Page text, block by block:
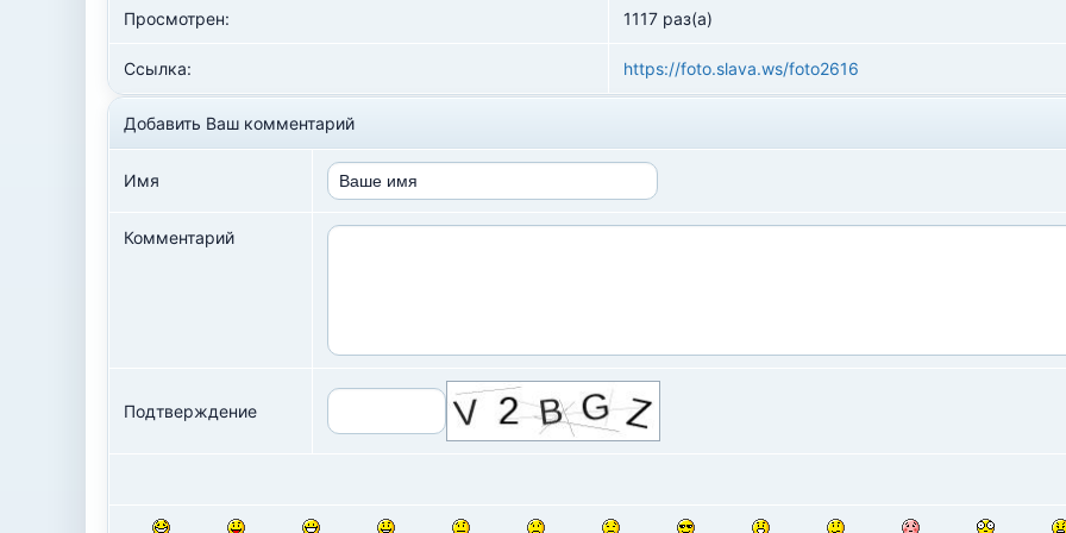
Просмотрен: 1117 раз(а)
Ссылка: https://foto.slava.ws/foto2616
Добавить Ваш комментарий
Имя
Комментарий
Подтверждение